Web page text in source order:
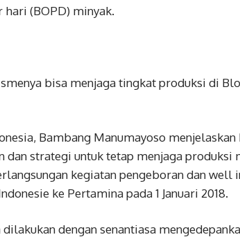
hari (BOPD) minyak.
bisa menjaga tingkat produksi di
Bambang Manumayoso
strategi untuk tetap menjaga produksi
kegiatan pengeboran dan well
ke Pertamina pada 1 Januari 2018.
dengan senantiasa